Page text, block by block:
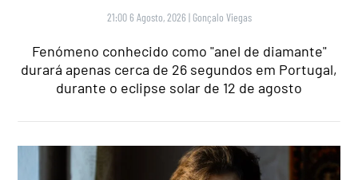
21:00 6 Agosto, 2026 | Gonçalo Viegas
Fenómeno conhecido como "anel de diamante"
durará apenas cerca de 26 segundos em Portugal,
durante o eclipse solar de 12 de agosto